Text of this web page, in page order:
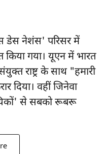
नेशंस' परिसर में
किया गया। यूएन में भारत
राष्ट्र के साथ "हमारी
दिया। वहीं जिनेवा
से सबको रूबरू